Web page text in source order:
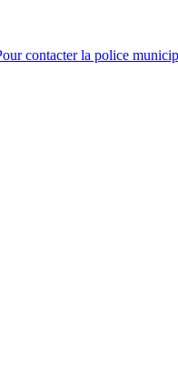
contacter la police